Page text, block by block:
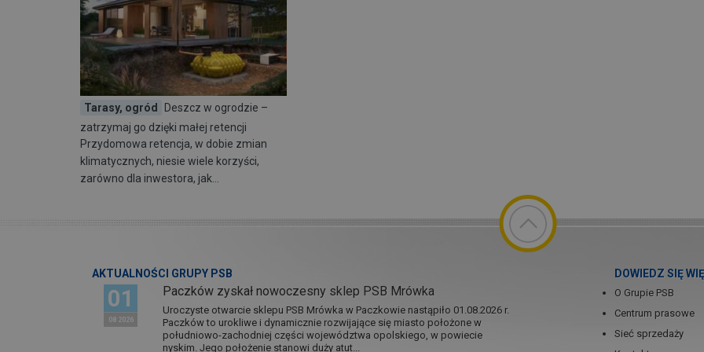
Tarasy, ogród
Deszcz w ogrodzie –
zatrzymaj go dzięki małej retencji
Przydomowa retencja, w dobie zmian
klimatycznych, niesie wiele korzyści,
zarówno dla inwestora, jak…
AKTUALNOŚCI GRUPY PSB
01
08 2026
Paczków zyskał nowoczesny sklep PSB Mrówka
Uroczyste otwarcie sklepu PSB Mrówka w Paczkowie nastąpiło 01.08.2026 r.
Paczków to urokliwe i dynamicznie rozwijające się miasto położone w
południowo-zachodniej części województwa opolskiego, w powiecie
nyskim. Jego położenie stanowi duży atut...
DOWIEDZ SIĘ
O Grupie PSB
Centrum prasowe
Sieć sprzedaży